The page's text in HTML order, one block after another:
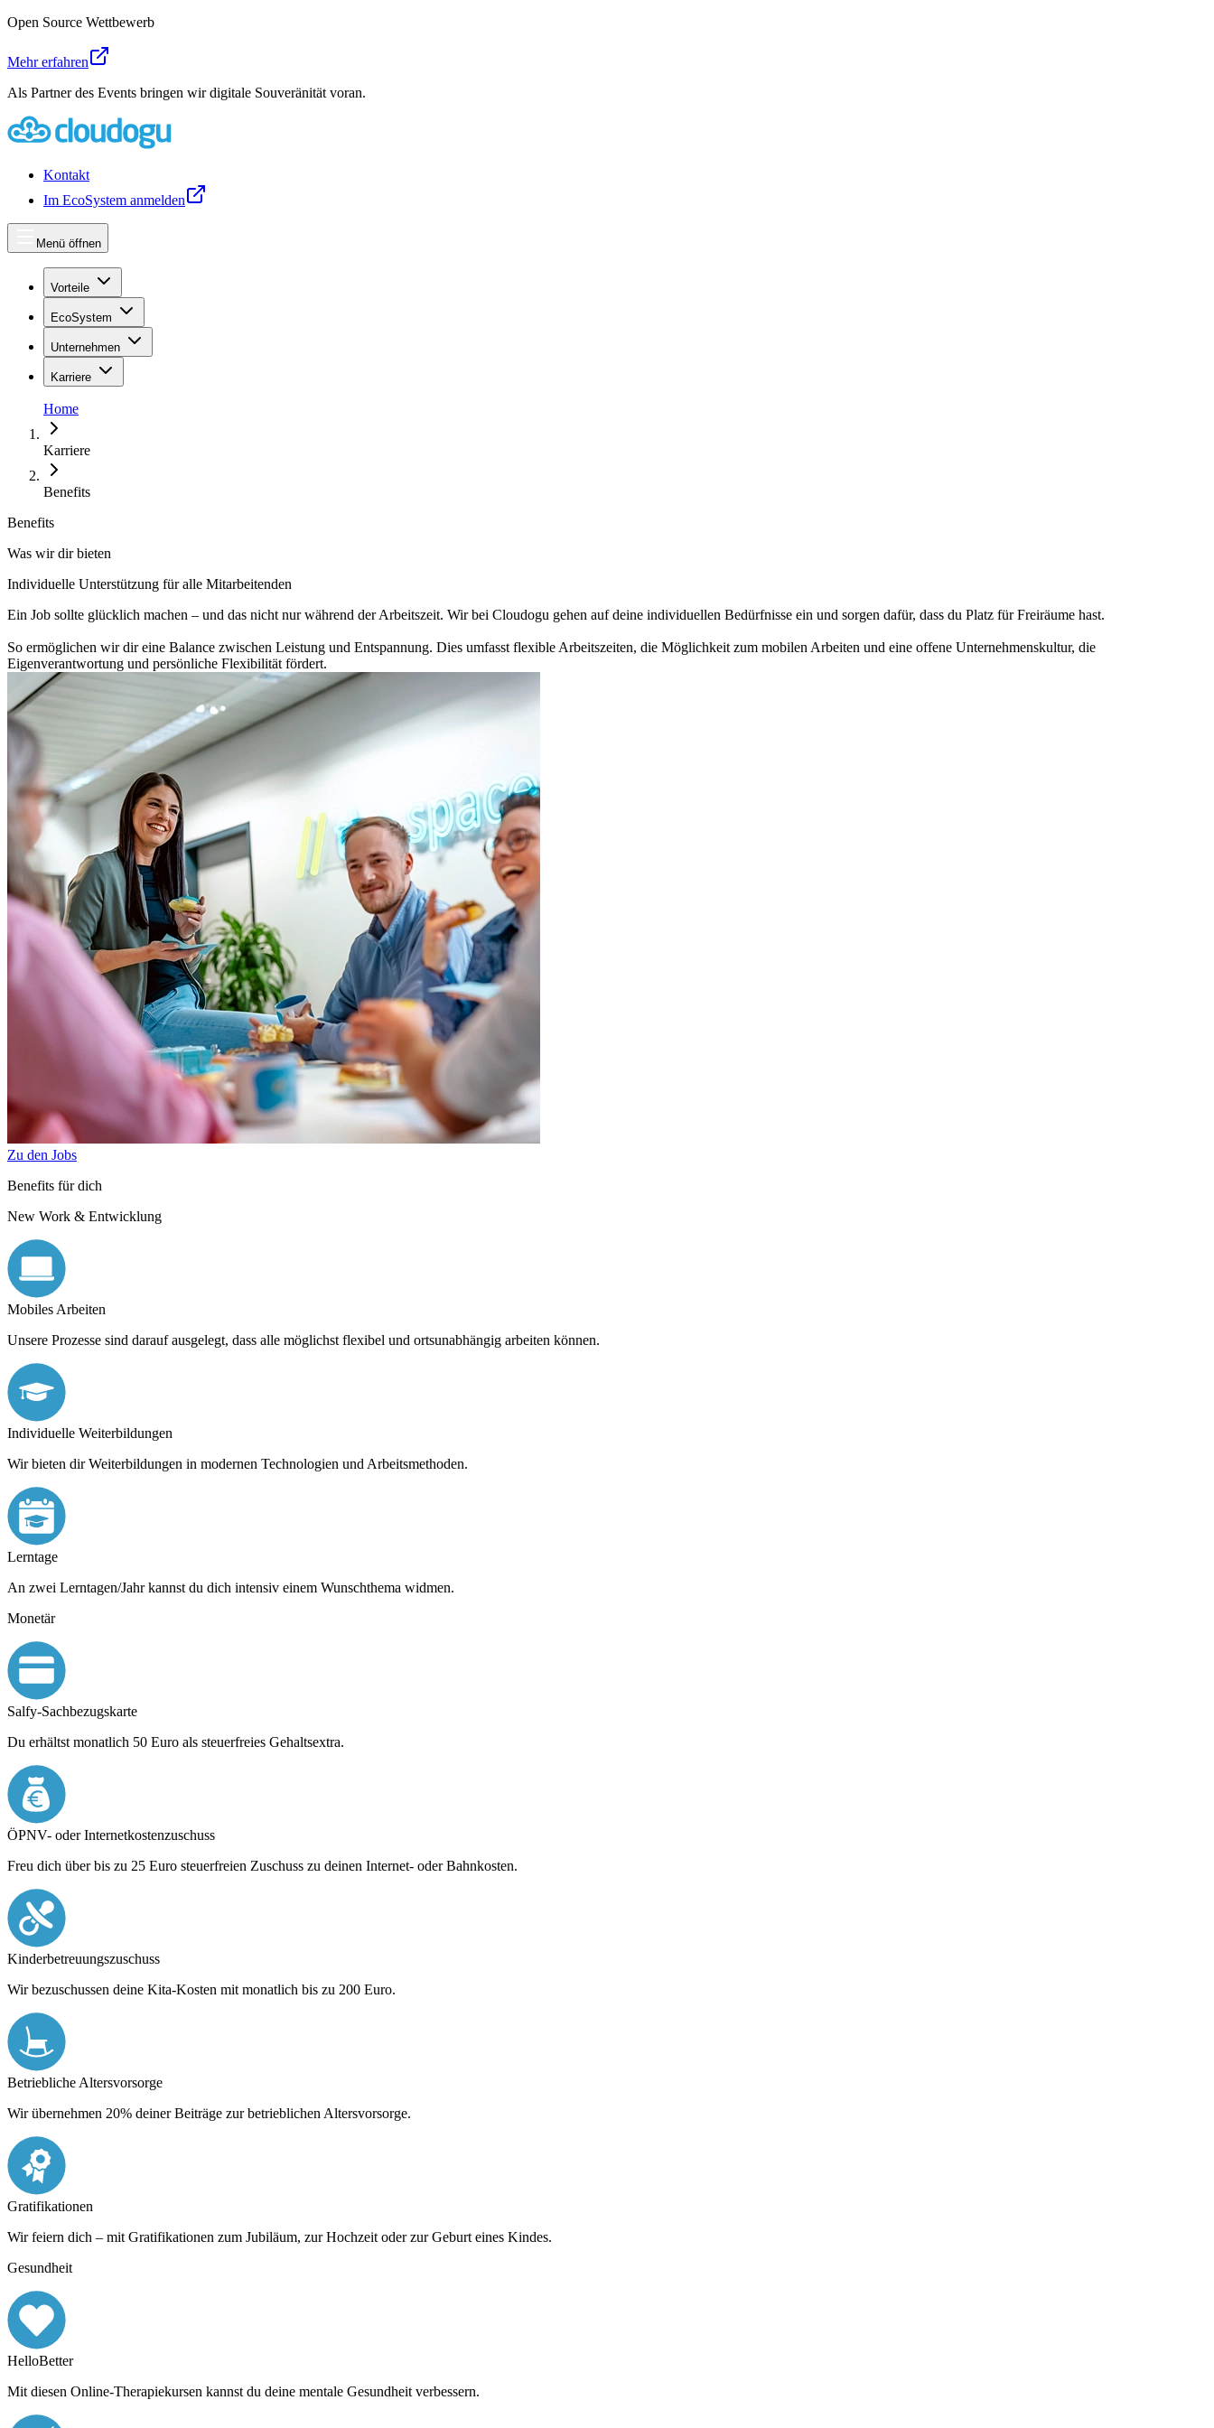
Open Source Wettbewerb
Mehr erfahren
Als Partner des Events bringen wir digitale Souveränität voran.
Kontakt
Im EcoSystem anmelden
Menü öffnen
Vorteile
EcoSystem
Unternehmen
Karriere
Home
Karriere
Benefits
Benefits
Was wir dir bieten
Individuelle Unterstützung für alle Mitarbeitenden
Ein Job sollte glücklich machen – und das nicht nur während der Arbeitszeit. Wir bei Cloudogu gehen auf deine individuellen Bedürfnisse ein und sorgen dafür, dass du Platz für Freiräume hast.
So ermöglichen wir dir eine Balance zwischen Leistung und Entspannung. Dies umfasst flexible Arbeitszeiten, die Möglichkeit zum mobilen Arbeiten und eine offene Unternehmenskultur, die
Eigenverantwortung und persönliche Flexibilität fördert.
Zu den Jobs
Benefits für dich
New Work & Entwicklung
Mobiles Arbeiten
Unsere Prozesse sind darauf ausgelegt, dass alle möglichst flexibel und ortsunabhängig arbeiten können.
Individuelle Weiterbildungen
Wir bieten dir Weiterbildungen in modernen Technologien und Arbeitsmethoden.
Lerntage
An zwei Lerntagen/Jahr kannst du dich intensiv einem Wunschthema widmen.
Monetär
Salfy-Sachbezugskarte
Du erhältst monatlich 50 Euro als steuerfreies Gehaltsextra.
ÖPNV- oder Internet­kosten­zuschuss
Freu dich über bis zu 25 Euro steuerfreien Zuschuss zu deinen Internet- oder Bahnkosten.
Kinder­betreuungs­zuschuss
Wir bezuschussen deine Kita-Kosten mit monatlich bis zu 200 Euro.
Betriebliche Altersvorsorge
Wir übernehmen 20% deiner Beiträge zur betrieblichen Altersvorsorge.
Gratifikationen
Wir feiern dich – mit Gratifikationen zum Jubiläum, zur Hochzeit oder zur Geburt eines Kindes.
Gesundheit
HelloBetter
Mit diesen Online-Therapiekursen kannst du deine mentale Gesundheit verbessern.